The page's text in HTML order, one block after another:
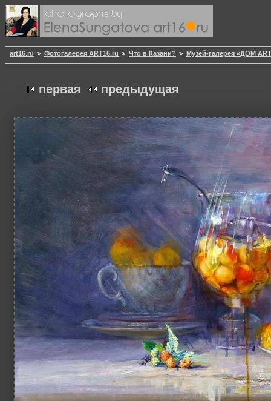
art16.ru Фотогалерея ART16.ru Что в Казани? Музей-галерея «ДОМ
первая предыдущая